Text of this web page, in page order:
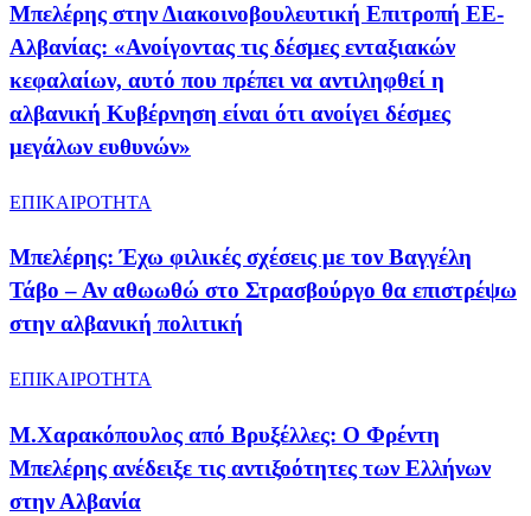
Μπελέρης στην Διακοινοβουλευτική Επιτροπή ΕΕ-
Αλβανίας: «Ανοίγοντας τις δέσμες ενταξιακών
κεφαλαίων, αυτό που πρέπει να αντιληφθεί η
αλβανική Κυβέρνηση είναι ότι ανοίγει δέσμες
μεγάλων ευθυνών»
ΕΠΙΚΑΙΡΟΤΗΤΑ
Μπελέρης: Έχω φιλικές σχέσεις με τον Βαγγέλη
Τάβο – Αν αθωωθώ στο Στρασβούργο θα επιστρέψω
στην αλβανική πολιτική
ΕΠΙΚΑΙΡΟΤΗΤΑ
Μ.Χαρακόπουλος από Βρυξέλλες: Ο Φρέντη
Μπελέρης ανέδειξε τις αντιξοότητες των Ελλήνων
στην Αλβανία